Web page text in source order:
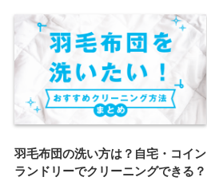
羽毛布団の洗い方は？自宅・コイン
ランドリーでクリーニングできる？